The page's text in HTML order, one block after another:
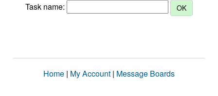
Task name:
Home | My Account | Message Boards